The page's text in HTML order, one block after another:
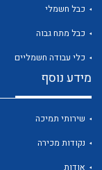
כבל חשמלי
כבל מתח גבוה
כלי עבודה חשמליים
מידע נוסף
שירותי תמיכה
נקודות מכירה
אודות